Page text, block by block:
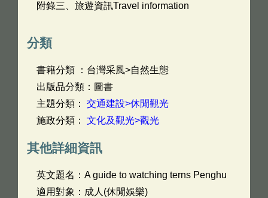
附錄三、旅遊資訊Travel information
分類
書籍分類 ：台灣采風>自然生態
出版品分類：圖書
主題分類： 交通建設>休閒觀光
施政分類： 文化及觀光>觀光
其他詳細資訊
英文題名： A guide to watching terns Penghu
適用對象：成人(休閒娛樂)